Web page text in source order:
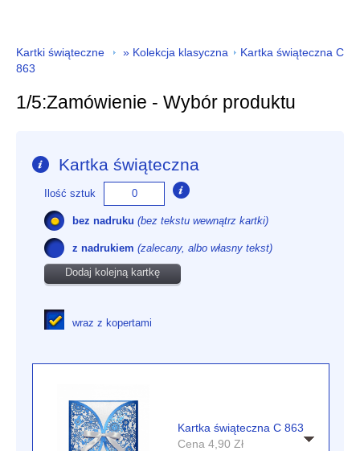
Kartki świąteczne » Kolekcja klasyczna
Kartka świąteczna C
863
1/5:Zamówienie - Wybór produktu
Kartka świąteczna
Ilość sztuk
bez nadruku (bez tekstu wewnątrz kartki)
z nadrukiem (zalecany, albo własny tekst)
Dodaj kolejną kartkę
wraz z kopertami
Kartka świąteczna C 863
Cena 4,90 Zł